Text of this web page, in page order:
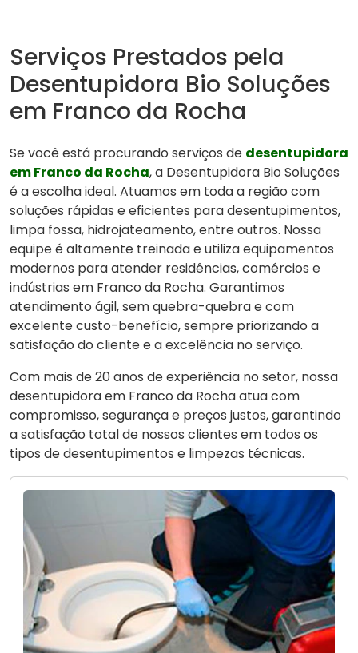
Serviços Prestados pela
Desentupidora Bio Soluções
em Franco da Rocha
Se você está procurando serviços de desentupidora
em Franco da Rocha, a Desentupidora Bio Soluções
é a escolha ideal. Atuamos em toda a região com
soluções rápidas e eficientes para desentupimentos,
limpa fossa, hidrojateamento, entre outros. Nossa
equipe é altamente treinada e utiliza equipamentos
modernos para atender residências, comércios e
indústrias em Franco da Rocha. Garantimos
atendimento ágil, sem quebra-quebra e com
excelente custo-benefício, sempre priorizando a
satisfação do cliente e a excelência no serviço.
Com mais de 20 anos de experiência no setor, nossa
desentupidora em Franco da Rocha atua com
compromisso, segurança e preços justos, garantindo
a satisfação total de nossos clientes em todos os
tipos de desentupimentos e limpezas técnicas.